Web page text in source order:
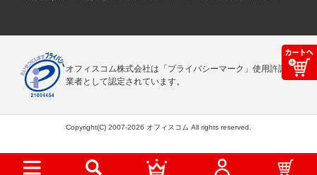
オフィスコム株式会社は「プライバシーマーク」使用許諾事
業者として認定されています。
Copyright(C) 2007-2026 オフィスコム All rights reserved.